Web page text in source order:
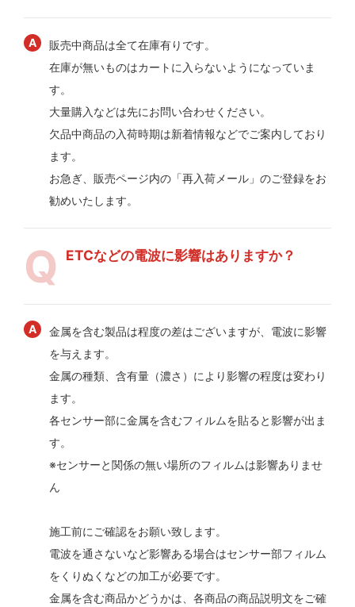
販売中商品は全て在庫有りです。
在庫が無いものはカートに入らないようになっていま
す。
大量購入などは先にお問い合わせください。
欠品中商品の入荷時期は新着情報などでご案内しており
ます。
お急ぎ、販売ページ内の「再入荷メール」のご登録をお
勧めいたします。
ETCなどの電波に影響はありますか？
金属を含む製品は程度の差はございますが、電波に影響
を与えます。
金属の種類、含有量（濃さ）により影響の程度は変わり
ます。
各センサー部に金属を含むフィルムを貼ると影響が出ま
す。
※センサーと関係の無い場所のフィルムは影響ありませ
ん
施工前にご確認をお願い致します。
電波を通さないなど影響ある場合はセンサー部フィルム
をくりぬくなどの加工が必要です。
金属を含む商品かどうかは、各商品の商品説明文をご確